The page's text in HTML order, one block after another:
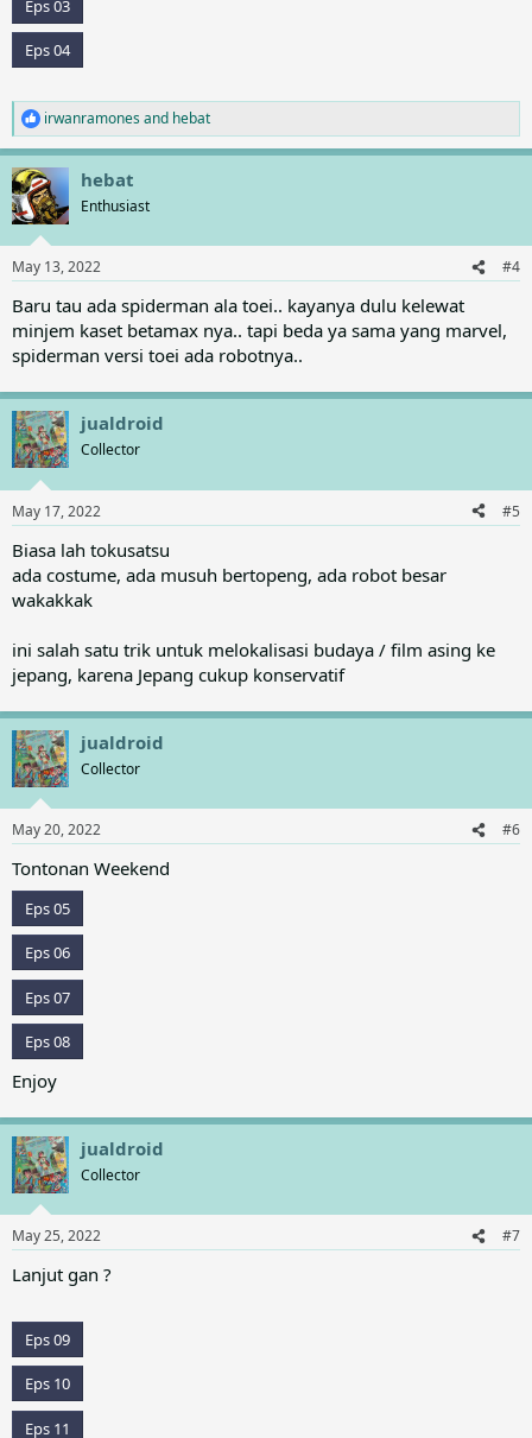
Eps 03
Eps 04
R
e
a
c
t
i
n
s
:
irwanramonesand hebat
hebat
Enthusiast
May 13, 2022 #4
Baru tau ada spiderman ala toei.. kayanya dulu kelewat
minjem kaset betamax nya.. tapi beda ya sama yang marvel,
spiderman versi toei ada robotnya..
jualdroid
Collector
May 17, 2022 #5
Biasa lah tokusatsu
ada costume, ada musuh bertopeng, ada robot besar
wakakkak
ini salah satu trik untuk melokalisasi budaya / film asing ke
jepang, karena Jepang cukup konservatif
jualdroid
Collector
May 20, 2022 #6
Tontonan Weekend
Eps 05
Eps 06
Eps 07
Eps 08
Enjoy
jualdroid
Collector
May 25, 2022 #7
Lanjut gan ?
Eps 09
Eps 10
Eps 11